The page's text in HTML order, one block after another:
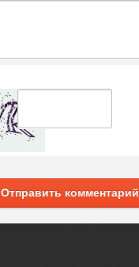
Отправить комментарий